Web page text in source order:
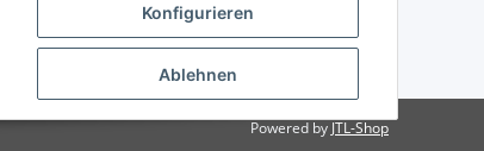
Konfigurieren
Ablehnen
Powered by JTL-Shop